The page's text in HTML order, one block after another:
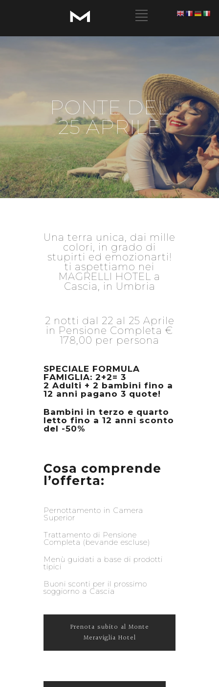
PONTE DEL
25 APRILE
Una terra unica, dai mille
colori, in grado di
stupirti ed emozionarti!
ti aspettiamo nei
MAGRELLI HOTEL a
Cascia, in Umbria
2 notti dal 22 al 25 Aprile
in Pensione Completa €
178,00 per persona
SPECIALE FORMULA
FAMIGLIA: 2+2= 3
2 Adulti + 2 bambini fino a
12 anni pagano 3 quote!
Bambini in terzo e quarto
letto fino a 12 anni sconto
del -50%
Cosa comprende
l’offerta:
Pernottamento in Camera
Superior
Trattamento di Pensione
Completa (bevande escluse)
Menù guidati a base di prodotti
tipici
Buoni sconti per il prossimo
soggiorno a Cascia
Prenota subito al Monte
Meraviglia Hotel